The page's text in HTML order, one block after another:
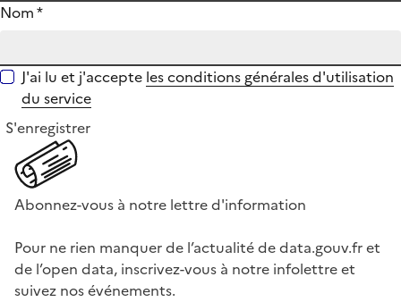
Nom*
J'ai lu et j'accepte les conditions générales d'utilisation
du service
S'enregistrer
Abonnez-vous à notre lettre d'information
Pour ne rien manquer de l’actualité de data.gouv.fr et
de l’open data, inscrivez-vous à notre infolettre et
suivez nos événements.